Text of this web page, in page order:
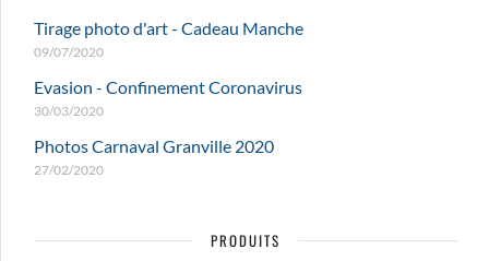
Tirage photo d'art - Cadeau Manche
09/07/2020
Evasion - Confinement Coronavirus
30/03/2020
Photos Carnaval Granville 2020
27/02/2020
PRODUITS